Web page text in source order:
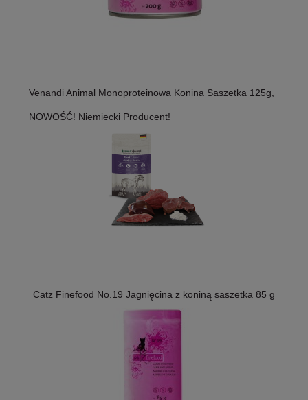
Venandi Animal Monoproteinowa Konina Saszetka 125g,
NOWOŚĆ! Niemiecki Producent!
Catz Finefood No.19 Jagnięcina z koniną saszetka 85 g